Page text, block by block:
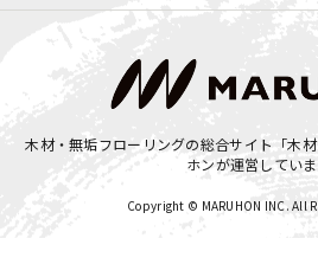
木材・無垢フローリングの総合サイト「木
ホンが運営していま
Copyright © MARUHON INC. All